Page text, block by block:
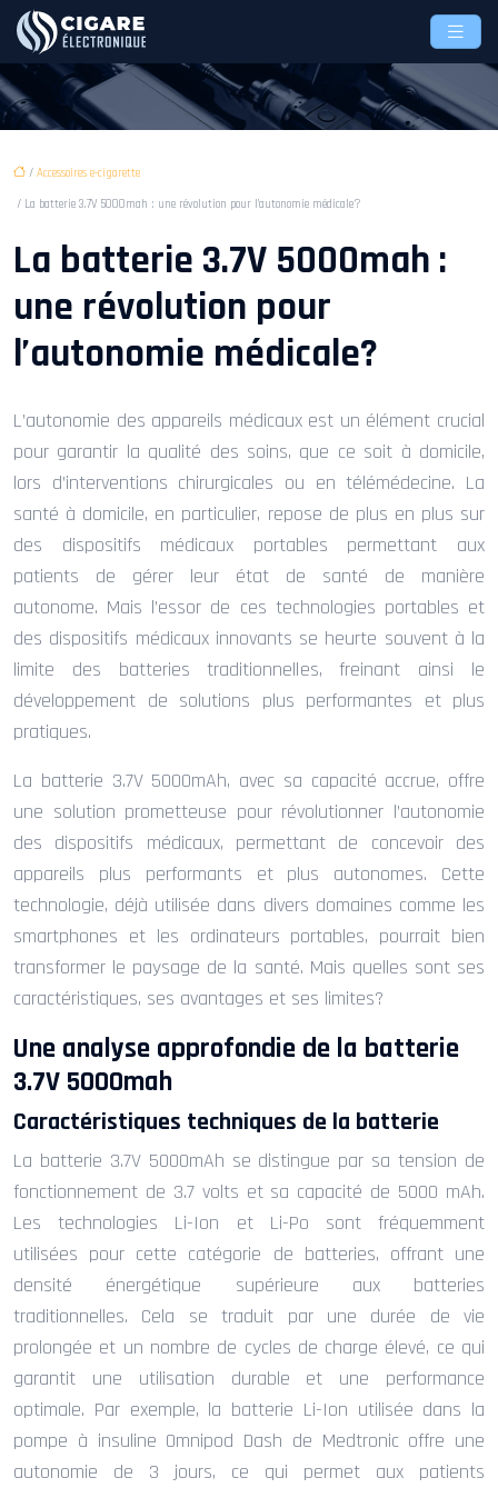
/ Accessoires e-cigarette
/ La batterie 3.7V 5000mah : une révolution pour l’autonomie médicale?
La batterie 3.7V 5000mah :
une révolution pour
l’autonomie médicale?
L’autonomie des appareils médicaux est un élément crucial
pour garantir la qualité des soins, que ce soit à domicile,
lors d’interventions chirurgicales ou en télémédecine. La
santé à domicile, en particulier, repose de plus en plus sur
des dispositifs médicaux portables permettant aux
patients de gérer leur état de santé de manière
autonome. Mais l’essor de ces technologies portables et
des dispositifs médicaux innovants se heurte souvent à la
limite des batteries traditionnelles, freinant ainsi le
développement de solutions plus performantes et plus
pratiques.
La batterie 3.7V 5000mAh, avec sa capacité accrue, offre
une solution prometteuse pour révolutionner l’autonomie
des dispositifs médicaux, permettant de concevoir des
appareils plus performants et plus autonomes. Cette
technologie, déjà utilisée dans divers domaines comme les
smartphones et les ordinateurs portables, pourrait bien
transformer le paysage de la santé. Mais quelles sont ses
caractéristiques, ses avantages et ses limites?
Une analyse approfondie de la batterie
3.7V 5000mah
Caractéristiques techniques de la batterie
La batterie 3.7V 5000mAh se distingue par sa tension de
fonctionnement de 3.7 volts et sa capacité de 5000 mAh.
Les technologies Li-Ion et Li-Po sont fréquemment
utilisées pour cette catégorie de batteries, offrant une
densité énergétique supérieure aux batteries
traditionnelles. Cela se traduit par une durée de vie
prolongée et un nombre de cycles de charge élevé, ce qui
garantit une utilisation durable et une performance
optimale. Par exemple, la batterie Li-Ion utilisée dans la
pompe à insuline Omnipod Dash de Medtronic offre une
autonomie de 3 jours, ce qui permet aux patients